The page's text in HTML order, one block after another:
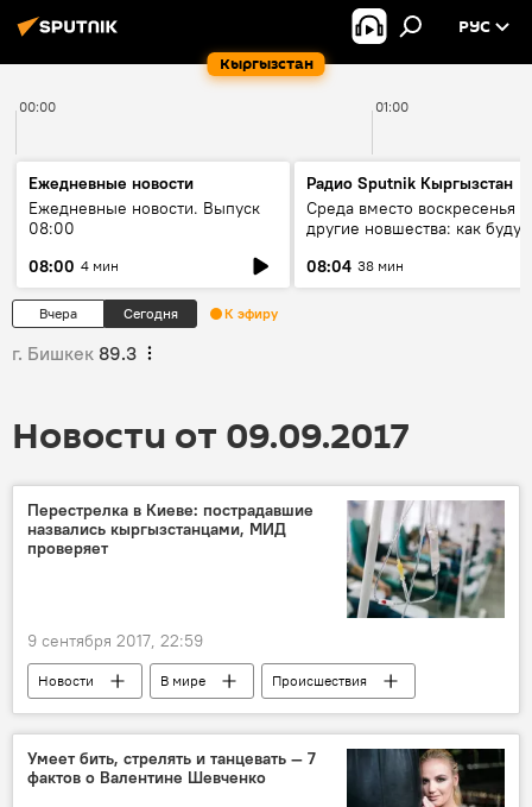
Кыргызстан
РУС
00:00 01:00
Ежедневные новости
Ежедневные новости. Выпуск
08:00
08:00 4 мин
Радио Sputnik Кыргызстан
Среда вместо воскресенья и
другие новшества: как будут
08:04 38 мин
Вчера Сегодня К эфиру
г. Бишкек 89.3
Новости от 09.09.2017
Перестрелка в Киеве: пострадавшие
назвались кыргызстанцами, МИД
проверяет
9 сентября 2017, 22:59
Новости В мире
Происшествия
миграция
Киев
перестрелка
кыргызстанцы
Умеет бить, стрелять и танцевать — 7
фактов о Валентине Шевченко